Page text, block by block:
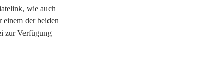
wie auch
der beiden
zur Verfügung